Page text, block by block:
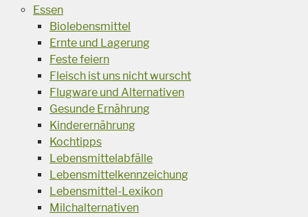
Essen
Biolebensmittel
Ernte und Lagerung
Feste feiern
Fleisch ist uns nicht wurscht
Flugware und Alternativen
Gesunde Ernährung
Kinderernährung
Kochtipps
Lebensmittelabfälle
Lebensmittelkennzeichung
Lebensmittel-Lexikon
Milchalternativen